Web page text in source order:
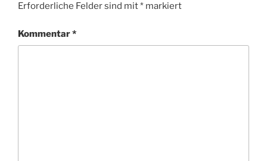
Erforderliche Felder sind mit* markiert
Kommentar*